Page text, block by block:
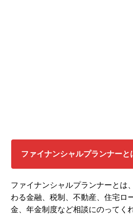
ファイナンシャルプランナーと
ファイナンシャルプランナーとは
わる金融、税制、不動産、住宅ロ
金、年金制度など相談にのってく